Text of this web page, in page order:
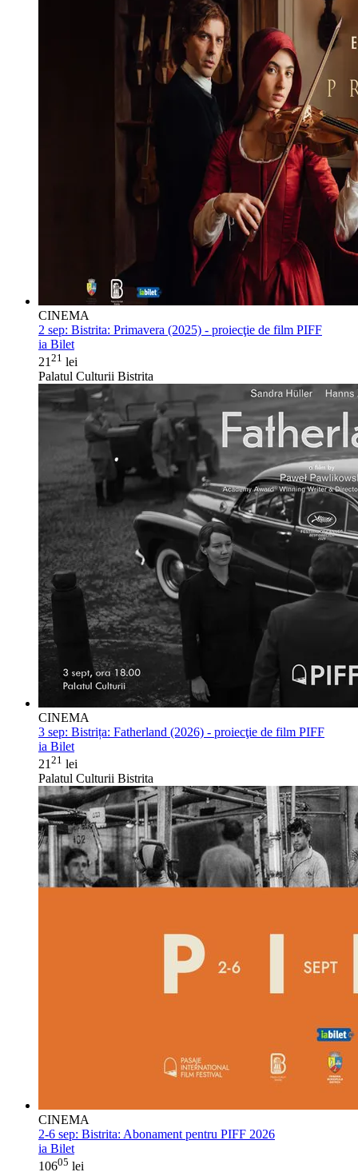
CINEMA
2 sep: Bistrita: Primavera (2025) - proiecţie de film PIFF
ia Bilet
21 21 lei
Palatul Culturii Bistrita
CINEMA
3 sep: Bistrița: Fatherland (2026) - proiecţie de film PIFF
ia Bilet
21 21 lei
Palatul Culturii Bistrita
CINEMA
2-6 sep: Bistrita: Abonament pentru PIFF 2026
ia Bilet
10605 lei